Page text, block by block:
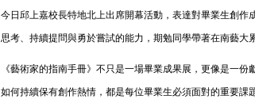
今日邱上嘉校長特地北上出席開幕活動，表達對畢業生創
思考、持續提問與勇於嘗試的能力，期勉同學帶著在南藝大
《藝術家的指南手冊》不只是一場畢業成果展，更像是一
如何持續保有創作熱情，都是每位畢業生必須面對的重要課題